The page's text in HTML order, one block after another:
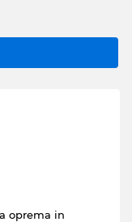
oprema in